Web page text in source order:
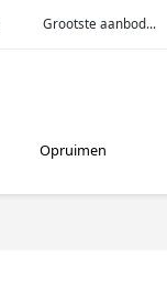
Grootste aanbod...
Opruimen